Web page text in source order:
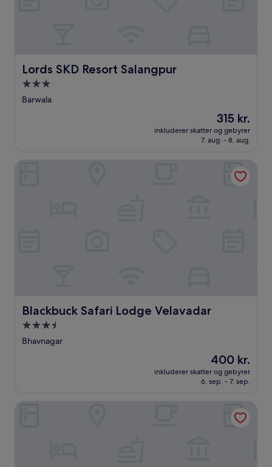
Lords SKD Resort Salangpur
Lords SKD Resort Salangpur
3.0-
stjernet
Barwala
Prisen
er
315 kr.
315 kr.
inkluderer skatter og gebyrer
7. aug. - 8. aug.
Blackbuck Safari Lodge Velavadar
Blackbuck Safari Lodge Velavadar
3.5-
stjernet
Bhavnagar
Prisen
er
400 kr.
400 kr.
inkluderer skatter og gebyrer
6. sep. - 7. sep.